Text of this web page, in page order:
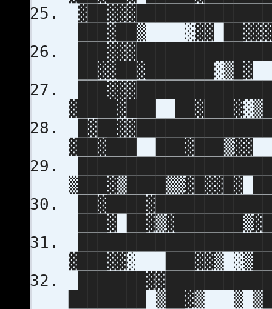
███▓██▒ ░▓▓
▓████▓███
▓██▓███
▒███▓▒████▒▒▓█▓▓█▓
███▓
▓███▓▓░ ███▓▓▒
████████